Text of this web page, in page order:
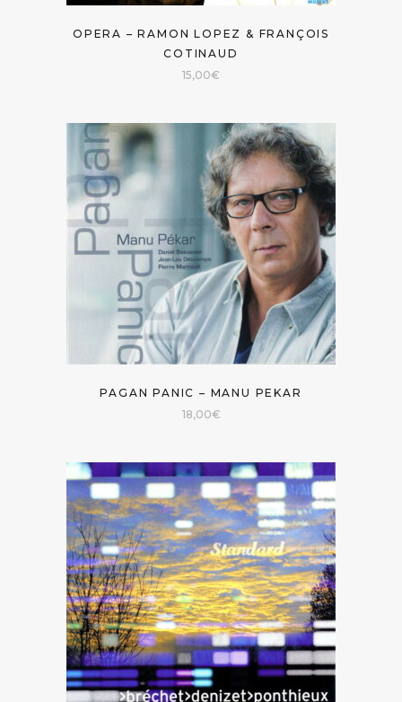
OPERA – RAMON LOPEZ & FRANÇOIS
COTINAUD
15,00€
PAGAN PANIC – MANU PEKAR
18,00€